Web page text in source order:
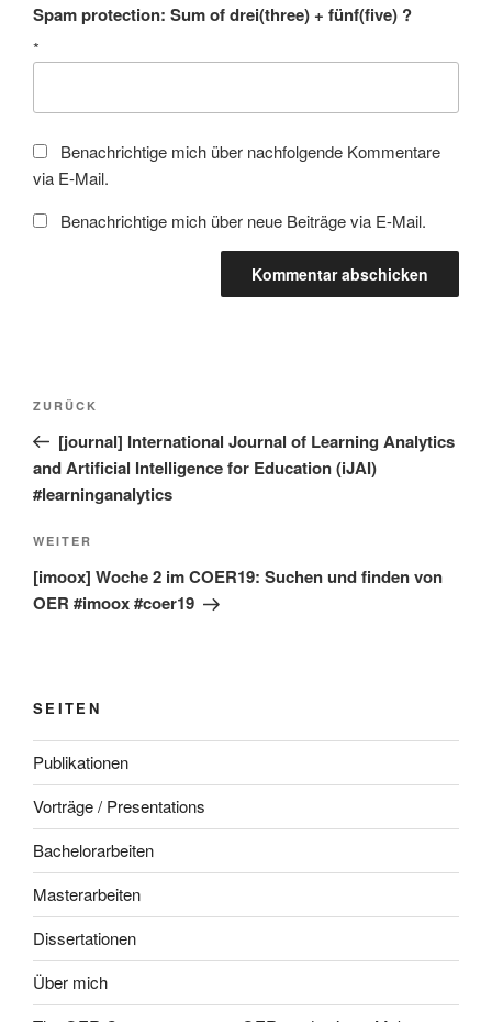
Spam protection: Sum of drei(three) + fünf(five) ?
*
Benachrichtige mich über nachfolgende Kommentare
via E-Mail.
Benachrichtige mich über neue Beiträge via E-Mail.
Beitragsnavigation
Vorheriger
Beitrag
ZURÜCK
[journal] International Journal of Learning Analytics
and Artificial Intelligence for Education (iJAI)
#learninganalytics
Nächster
Beitrag
WEITER
[imoox] Woche 2 im COER19: Suchen und finden von
OER #imoox #coer19
SEITEN
Publikationen
Vorträge / Presentations
Bachelorarbeiten
Masterarbeiten
Dissertationen
Über mich